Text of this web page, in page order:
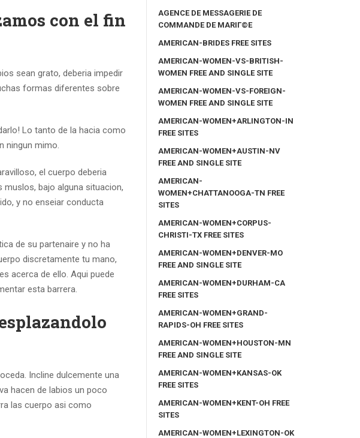
con el fin
sean grato, deberia impedir
formas diferentes sobre
Lo tanto de la hacia como
ningun mimo.
el cuerpo deberia
bajo alguna situacion,
y no enseiar conducta
de su partenaire y no ha
discretamente tu mano,
acerca de ello. Aqui puede
esta barrera.
Incline dulcemente una
hacen de labios un poco
las cuerpo asi­ como
AGENCE DE MESSAGERIE DE
COMMANDE DE MARIГ©E
AMERICAN-BRIDES FREE SITES
AMERICAN-WOMEN-VS-BRITISH-
WOMEN FREE AND SINGLE SITE
AMERICAN-WOMEN-VS-FOREIGN-
WOMEN FREE AND SINGLE SITE
AMERICAN-WOMEN+ARLINGTON-IN
FREE SITES
AMERICAN-WOMEN+AUSTIN-NV
FREE AND SINGLE SITE
AMERICAN-
WOMEN+CHATTANOOGA-TN FREE
SITES
AMERICAN-WOMEN+CORPUS-
CHRISTI-TX FREE SITES
AMERICAN-WOMEN+DENVER-MO
FREE AND SINGLE SITE
AMERICAN-WOMEN+DURHAM-CA
FREE SITES
AMERICAN-WOMEN+GRAND-
RAPIDS-OH FREE SITES
AMERICAN-WOMEN+HOUSTON-MN
FREE AND SINGLE SITE
AMERICAN-WOMEN+KANSAS-OK
FREE SITES
AMERICAN-WOMEN+KENT-OH FREE
SITES
AMERICAN-WOMEN+LEXINGTON-OK